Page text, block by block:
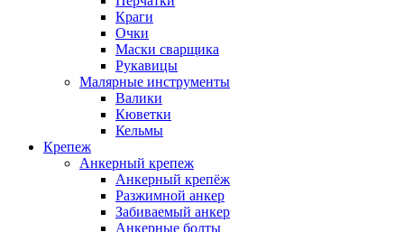
Краги
Очки
Маски сварщика
Рукавицы
Малярные инструменты
Валики
Кюветки
Кельмы
Крепеж
Анкерный крепеж
Анкерный крепёж
Разжимной анкер
Забиваемый анкер
Анкерные болты